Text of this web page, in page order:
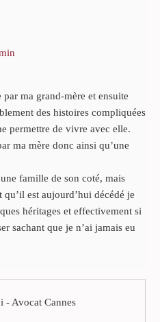
ma grand-mère et ensuite
des histoires compliquées
permettre de vivre avec elle.
ma mère donc ainsi qu’une
famille de son coté, mais
est aujourd’hui décédé je
héritages et effectivement si
sachant que je n’ai jamais eu
- Avocat Cannes